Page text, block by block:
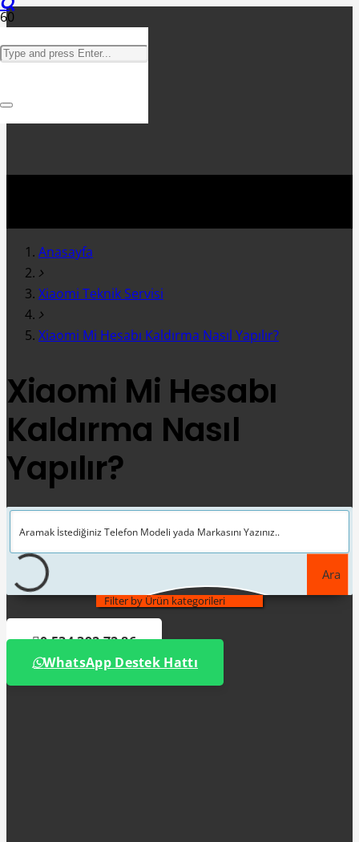
Anasayfa
Xiaomi Teknik Servisi
Xiaomi Mi Hesabı Kaldırma Nasıl Yapılır?
Xiaomi Mi Hesabı
Kaldırma Nasıl
Yapılır?
Ara
Filter by Ürün kategorileri
0 534 392 72 86
WhatsApp Destek Hattı